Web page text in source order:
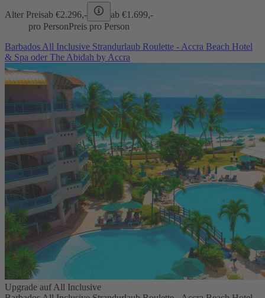
Alter Preisab €2.296,- ab €1.699,-
pro PersonPreis pro Person
Barbados All Inclusive Strandurlaub Roulette - Accra Beach Hotel
& Spa oder The Abidah by Accra
Upgrade auf All Inclusive